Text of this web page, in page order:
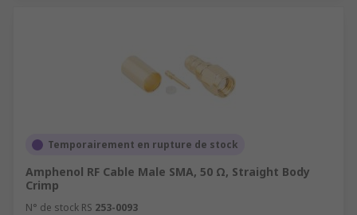
Temporairement en rupture de stock
Amphenol RF Cable Male SMA, 50 Ω, Straight Body
Crimp
N° de stock RS 253-0093